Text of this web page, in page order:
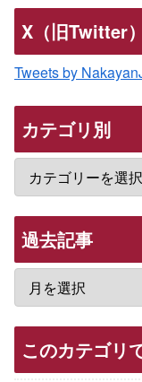
X（旧Twitter）
Tweets by
カテゴリ別
過去記事
このカテゴリ